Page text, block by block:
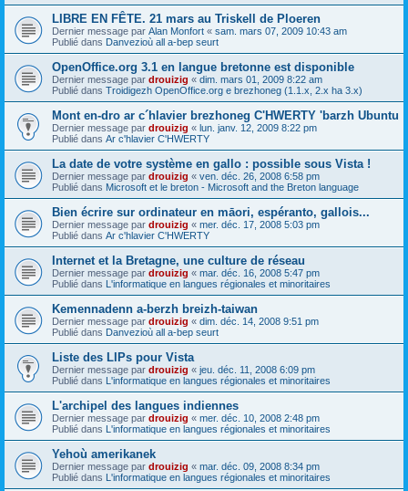
LIBRE EN FÊTE. 21 mars au Triskell de Ploeren
Dernier message par Alan Monfort « sam. mars 07, 2009 10:43 am
Publié dans Danvezioù all a-bep seurt
OpenOffice.org 3.1 en langue bretonne est disponible
Dernier message par drouizig « dim. mars 01, 2009 8:22 am
Publié dans Troidigezh OpenOffice.org e brezhoneg (1.1.x, 2.x ha 3.x)
Mont en-dro ar c´hlavier brezhoneg C'HWERTY 'barzh Ubuntu
Dernier message par drouizig « lun. janv. 12, 2009 8:22 pm
Publié dans Ar c'hlavier C'HWERTY
La date de votre système en gallo : possible sous Vista !
Dernier message par drouizig « ven. déc. 26, 2008 6:58 pm
Publié dans Microsoft et le breton - Microsoft and the Breton language
Bien écrire sur ordinateur en māori, espéranto, gallois...
Dernier message par drouizig « mer. déc. 17, 2008 5:03 pm
Publié dans Ar c'hlavier C'HWERTY
Internet et la Bretagne, une culture de réseau
Dernier message par drouizig « mar. déc. 16, 2008 5:47 pm
Publié dans L'informatique en langues régionales et minoritaires
Kemennadenn a-berzh breizh-taiwan
Dernier message par drouizig « dim. déc. 14, 2008 9:51 pm
Publié dans Danvezioù all a-bep seurt
Liste des LIPs pour Vista
Dernier message par drouizig « jeu. déc. 11, 2008 6:09 pm
Publié dans L'informatique en langues régionales et minoritaires
L'archipel des langues indiennes
Dernier message par drouizig « mer. déc. 10, 2008 2:48 pm
Publié dans L'informatique en langues régionales et minoritaires
Yehoù amerikanek
Dernier message par drouizig « mar. déc. 09, 2008 8:34 pm
Publié dans L'informatique en langues régionales et minoritaires